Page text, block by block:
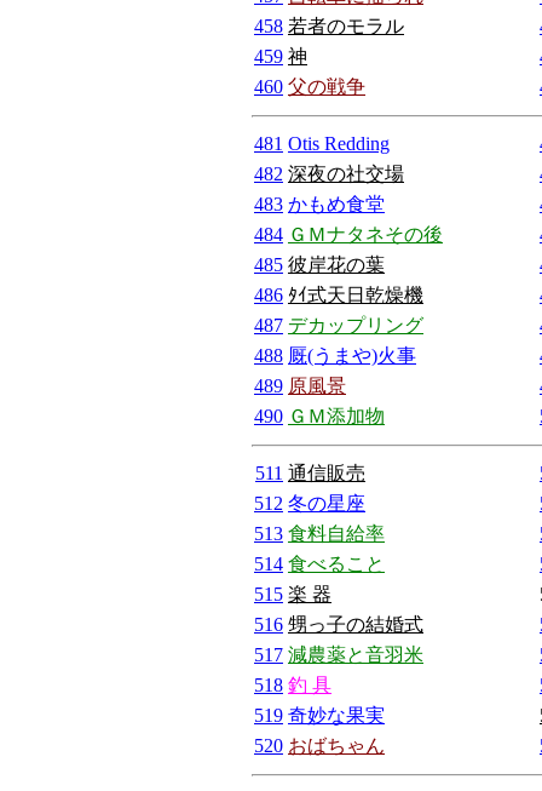
458 若者のモラル
459 神
460 父の戦争
481 Otis Redding
482 深夜の社交場
483 かもめ食堂
484 ＧＭナタネその後
485 彼岸花の葉
486 ﾀｲ式天日乾燥機
487 デカップリング
488 厩(うまや)火事
489 原風景
490 ＧＭ添加物
511 通信販売
512 冬の星座
513 食料自給率
514 食べること
515 楽 器
516 甥っ子の結婚式
517 減農薬と音羽米
518 釣 具
519 奇妙な果実
520 おばちゃん